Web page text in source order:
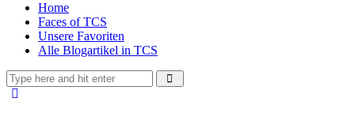
Home
Faces of TCS
Unsere Favoriten
Alle Blogartikel in TCS